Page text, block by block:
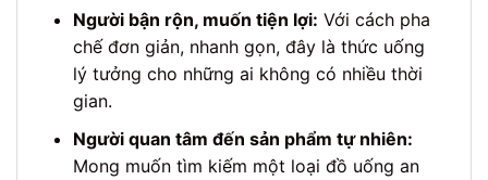
Người bận rộn, muốn tiện lợi: Với cách pha
chế đơn giản, nhanh gọn, đây là thức uống
lý tưởng cho những ai không có nhiều thời
gian.
Người quan tâm đến sản phẩm tự nhiên:
Mong muốn tìm kiếm một loại đồ uống an